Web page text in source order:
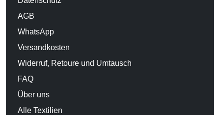
AGB
WhatsApp
Versandkosten
Widerruf, Retoure und Umtausch
FAQ
Über uns
Alle Textilien